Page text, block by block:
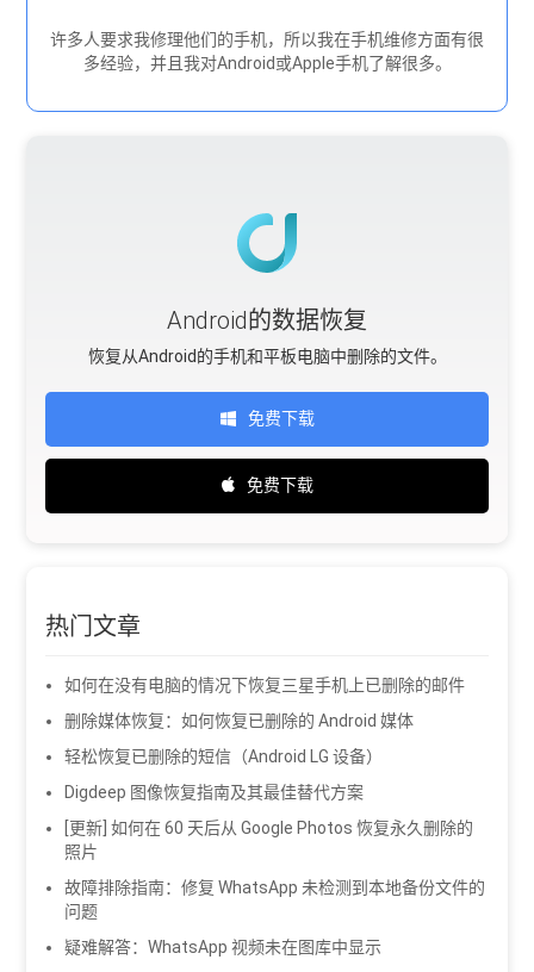
许多人要求我修理他们的手机，所以我在手机维修方面有很
多经验，并且我对Android或Apple手机了解很多。
Android的数据恢复
恢复从Android的手机和平板电脑中删除的文件。
免费下载
免费下载
热门文章
如何在没有电脑的情况下恢复三星手机上已删除的邮件
删除媒体恢复：如何恢复已删除的 Android 媒体
轻松恢复已删除的短信（Android LG 设备）
Digdeep 图像恢复指南及其最佳替代方案
[更新] 如何在 60 天后从 Google Photos 恢复永久删除的
照片
故障排除指南：修复 WhatsApp 未检测到本地备份文件的
问题
疑难解答：WhatsApp 视频未在图库中显示